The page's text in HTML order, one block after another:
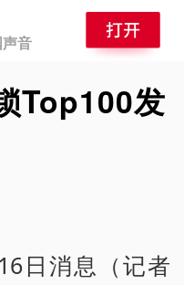
音
Top100发
日消息（记者